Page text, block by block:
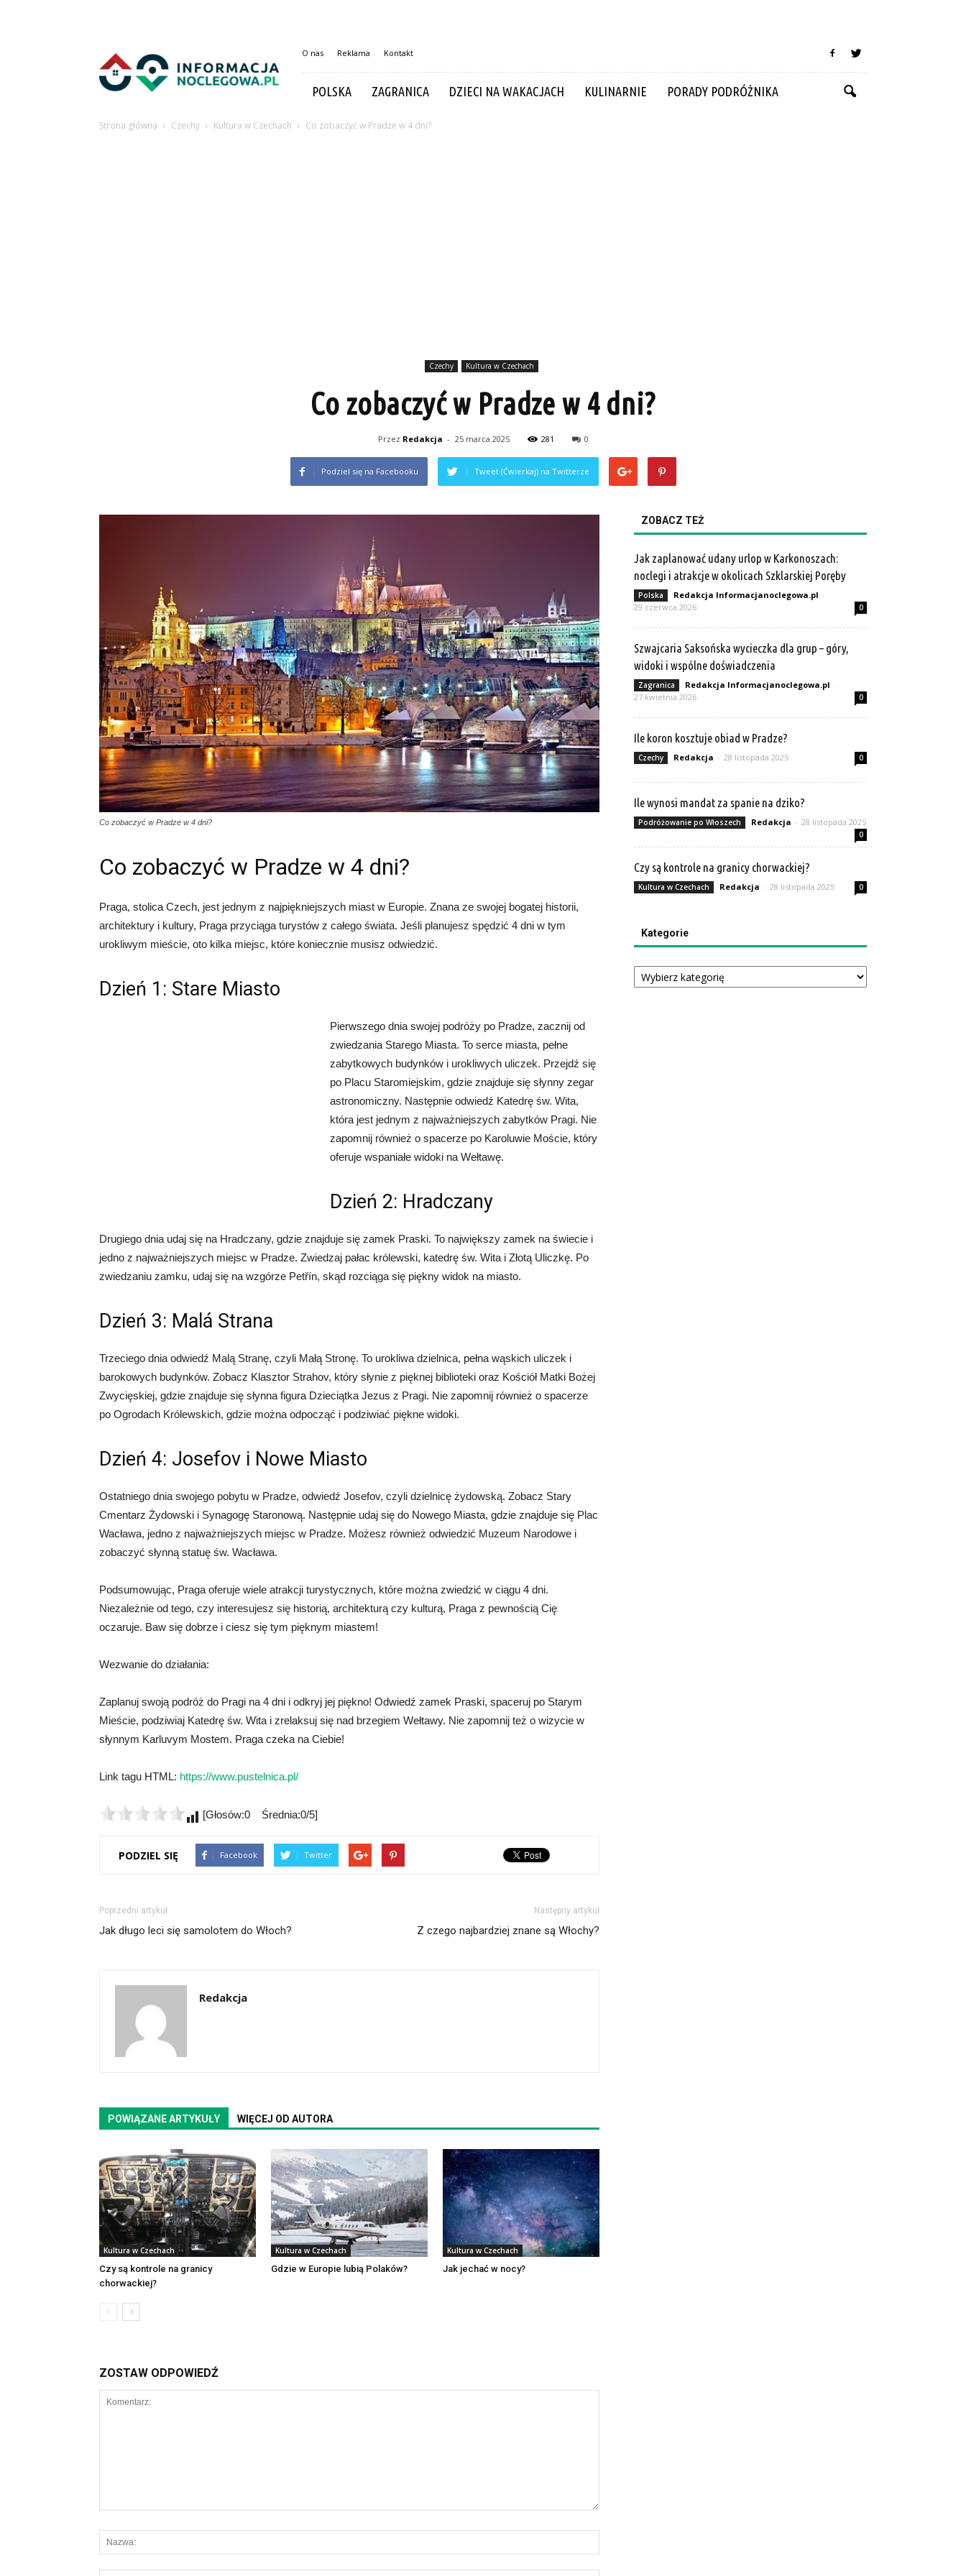
O nas Reklama Kontakt
POLSKA ZAGRANICA DZIECI NA WAKACJACH KULINARNIE PORADY PODRÓŻNIKA
Strona główna Czechy Kultura w Czechach Co zobaczyć w Pradze w 4 dni?
Czechy Kultura w Czechach
Co zobaczyć w Pradze w 4 dni?
Przez Redakcja - 25 marca 2025 281 0
Podziel się na Facebooku Tweet (Ćwierkaj) na Twitterze
Co zobaczyć w Pradze w 4 dni?
Co zobaczyć w Pradze w 4 dni?
Praga, stolica Czech, jest jednym z najpiękniejszych miast w Europie. Znana ze swojej bogatej historii,
architektury i kultury, Praga przyciąga turystów z całego świata. Jeśli planujesz spędzić 4 dni w tym
urokliwym mieście, oto kilka miejsc, które koniecznie musisz odwiedzić.
Dzień 1: Stare Miasto
Pierwszego dnia swojej podróży po Pradze, zacznij od
zwiedzania Starego Miasta. To serce miasta, pełne
zabytkowych budynków i urokliwych uliczek. Przejdź się
po Placu Staromiejskim, gdzie znajduje się słynny zegar
astronomiczny. Następnie odwiedź Katedrę św. Wita,
która jest jednym z najważniejszych zabytków Pragi. Nie
zapomnij również o spacerze po Karoluwie Moście, który
oferuje wspaniałe widoki na Wełtawę.
Dzień 2: Hradczany
Drugiego dnia udaj się na Hradczany, gdzie znajduje się zamek Praski. To największy zamek na świecie i
jedno z najważniejszych miejsc w Pradze. Zwiedzaj pałac królewski, katedrę św. Wita i Złotą Uliczkę. Po
zwiedzaniu zamku, udaj się na wzgórze Petřín, skąd rozciąga się piękny widok na miasto.
Dzień 3: Malá Strana
Trzeciego dnia odwiedź Malą Stranę, czyli Małą Stronę. To urokliwa dzielnica, pełna wąskich uliczek i
barokowych budynków. Zobacz Klasztor Strahov, który słynie z pięknej biblioteki oraz Kościół Matki Bożej
Zwycięskiej, gdzie znajduje się słynna figura Dzieciątka Jezus z Pragi. Nie zapomnij również o spacerze
po Ogrodach Królewskich, gdzie można odpocząć i podziwiać piękne widoki.
Dzień 4: Josefov i Nowe Miasto
Ostatniego dnia swojego pobytu w Pradze, odwiedź Josefov, czyli dzielnicę żydowską. Zobacz Stary
Cmentarz Żydowski i Synagogę Staronową. Następnie udaj się do Nowego Miasta, gdzie znajduje się Plac
Wacława, jedno z najważniejszych miejsc w Pradze. Możesz również odwiedzić Muzeum Narodowe i
zobaczyć słynną statuę św. Wacława.
Podsumowując, Praga oferuje wiele atrakcji turystycznych, które można zwiedzić w ciągu 4 dni.
Niezależnie od tego, czy interesujesz się historią, architekturą czy kulturą, Praga z pewnością Cię
oczaruje. Baw się dobrze i ciesz się tym pięknym miastem!
Wezwanie do działania:
Zaplanuj swoją podróż do Pragi na 4 dni i odkryj jej piękno! Odwiedź zamek Praski, spaceruj po Starym
Mieście, podziwiaj Katedrę św. Wita i zrelaksuj się nad brzegiem Wełtawy. Nie zapomnij też o wizycie w
słynnym Karluvym Mostem. Praga czeka na Ciebie!
Link tagu HTML: https://www.pustelnica.pl/
[Głosów:0 Średnia:0/5]
PODZIEL SIĘ Facebook Twitter
Poprzedni artykuł
Jak długo leci się samolotem do Włoch?
Następny artykuł
Z czego najbardziej znane są Włochy?
Redakcja
POWIĄZANE ARTYKUŁY WIĘCEJ OD AUTORA
Kultura w Czechach
Czy są kontrole na granicy
chorwackiej?
Kultura w Czechach
Gdzie w Europie lubią Polaków?
Kultura w Czechach
Jak jechać w nocy?
ZOSTAW ODPOWIEDŹ
ZOBACZ TEŻ
Jak zaplanować udany urlop w Karkonoszach:
noclegi i atrakcje w okolicach Szklarskiej Poręby
Polska Redakcja Informacjanoclegowa.pl -
29 czerwca 2026
0
Szwajcaria Saksońska wycieczka dla grup – góry,
widoki i wspólne doświadczenia
Zagranica Redakcja Informacjanoclegowa.pl -
27 kwietnia 2026
0
Ile koron kosztuje obiad w Pradze?
Czechy Redakcja - 28 listopada 2025 0
Ile wynosi mandat za spanie na dziko?
Podróżowanie po Włoszech Redakcja - 28 listopada 2025
0
Czy są kontrole na granicy chorwackiej?
Kultura w Czechach Redakcja - 28 listopada 2025 0
Kategorie
Kategorie